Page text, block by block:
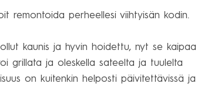
remontoida perheellesi viihtyisän kodin.
kaunis ja hyvin hoidettu, nyt se kaipaa
grillata ja oleskella sateelta ja tuulelta
on kuitenkin helposti päivitettävissä ja